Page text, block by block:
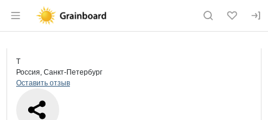
Раздел навигации по сайту
Страница компании
Страница компании
Краткая информация о компании
Т
Россия, Санкт-Петербург
Оставить отзыв